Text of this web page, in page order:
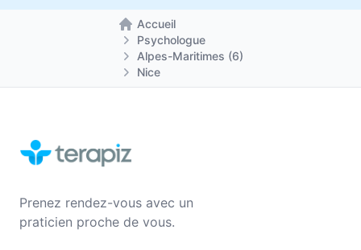
Accueil
Retour à la page d'accueil
Psychologue
Alpes-Maritimes (6)
Nice
Prenez rendez-vous avec un
praticien proche de vous.